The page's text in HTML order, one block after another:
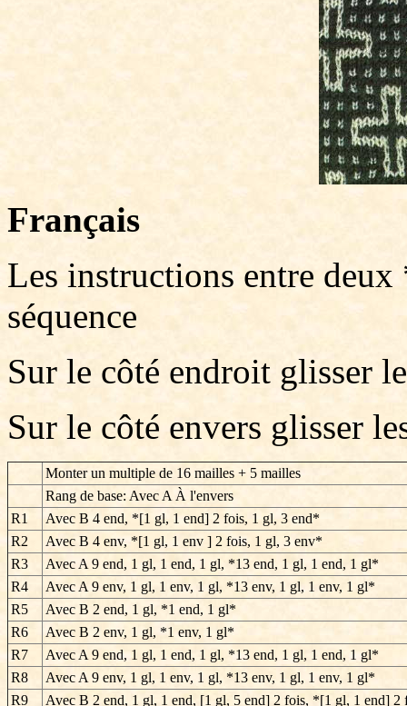
Français
Les instructions entre
séquence
Sur le côté endroit glisser
Sur le côté envers glisser
Monter un multiple de 16 mailles + 5 mailles
Rang de base: Avec A À l'envers
R1
Avec B 4 end, *[1 gl, 1 end] 2 fois, 1 gl, 3 end*
R2
Avec B 4 env, *[1 gl, 1 env ] 2 fois, 1 gl, 3 env*
R3
Avec A 9 end, 1 gl, 1 end, 1 gl, *13 end, 1 gl, 1 end, 1 gl*
R4
Avec A 9 env, 1 gl, 1 env, 1 gl, *13 env, 1 gl, 1 env, 1 gl*
R5
Avec B 2 end, 1 gl, *1 end, 1 gl*
R6
Avec B 2 env, 1 gl, *1 env, 1 gl*
R7
Avec A 9 end, 1 gl, 1 end, 1 gl, *13 end, 1 gl, 1 end, 1 gl*
R8
Avec A 9 env, 1 gl, 1 env, 1 gl, *13 env, 1 gl, 1 env, 1 gl*
R9
Avec B 2 end, 1 gl, 1 end, [1 gl, 5 end] 2 fois, *[1 gl, 1 end] 2